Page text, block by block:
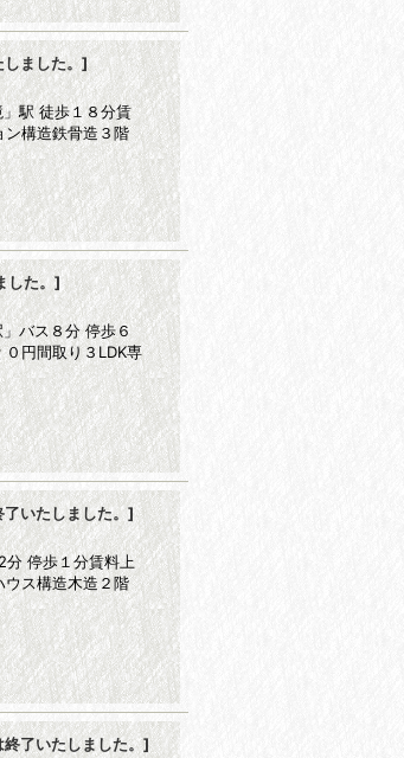
ました。]
駅 徒歩１８分賃
ン構造鉄骨造３階
した。]
バス８分 停歩６
円間取り３LDK専
いたしました。]
分 停歩１分賃料上
ウス構造木造２階
了いたしました。]